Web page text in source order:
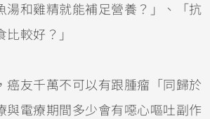
湯和雞精就能補足營養？」、「抗
較好？」
癌友千萬不可以有跟腫瘤「同歸於
與電療期間多少會有噁心嘔吐副作